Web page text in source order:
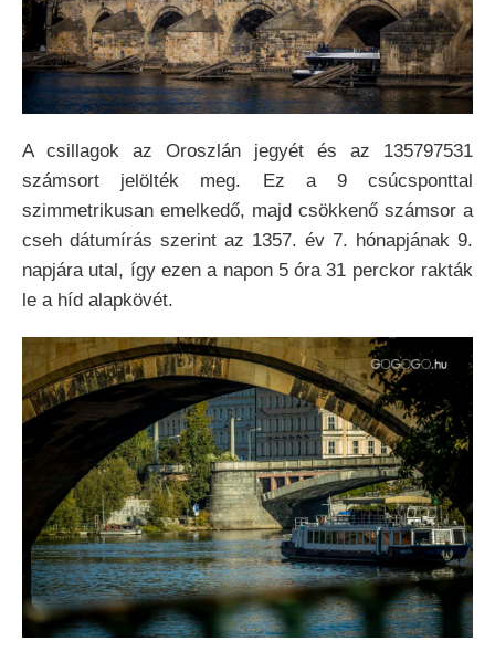
A csillagok az Oroszlán jegyét és az 135797531
számsort jelölték meg. Ez a 9 csúcsponttal
szimmetrikusan emelkedő, majd csökkenő számsor a
cseh dátumírás szerint az 1357. év 7. hónapjának 9.
napjára utal, így ezen a napon 5 óra 31 perckor rakták
le a híd alapkövét.